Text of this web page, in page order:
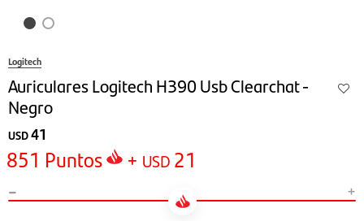
Logitech
Auriculares Logitech H390 Usb Clearchat -
Negro
USD41
851 Puntos + USD 21
- +